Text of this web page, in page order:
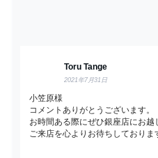
Toru Tange
2021年7月31日
小笠原様
コメントありがとうございます。
お時間ある際にぜひ銀座店にお越
ご来店を心よりお待ちしておりま